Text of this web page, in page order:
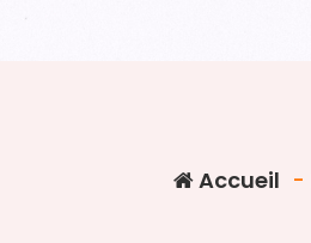
Accueil -